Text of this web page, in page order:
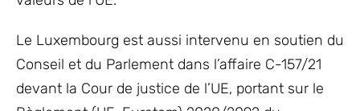
Le Luxembourg est aussi intervenu en soutien du
Conseil et du Parlement dans l’affaire C-157/21
devant la Cour de justice de l’UE, portant sur le